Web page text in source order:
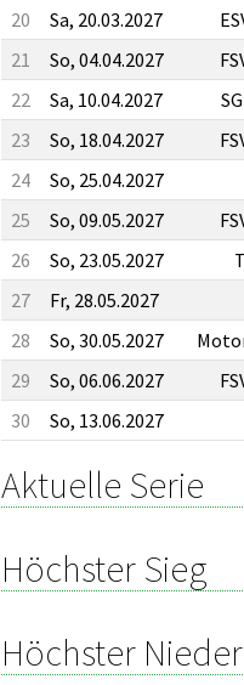
20
Sa, 20.03.2027
21
So, 04.04.2027
22
Sa, 10.04.2027
23
So, 18.04.2027
24
So, 25.04.2027
25
So, 09.05.2027
26
So, 23.05.2027
27
Fr, 28.05.2027
28
So, 30.05.2027
29
So, 06.06.2027
30
So, 13.06.2027
Aktuelle Serie
Höchster Sieg
Höchster